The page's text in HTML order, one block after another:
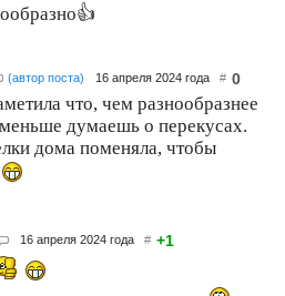
(автор поста) 16 апреля 2024 года # 0
что, чем разнообразнее
думаешь о перекусах.
дома поменяла, чтобы
16 апреля 2024 года # +1